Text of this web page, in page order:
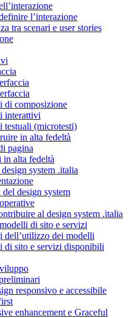
l’interazione
tra scenari e user stories
di composizione
interattivi
testuali (microtesti)
in alta fedeltà
pagina
alta fedeltà
system .italia
design system
al design system .italia
di sito e servizi
dell’utilizzo dei modelli
di sito e servizi disponibili
responsivo e accessibile
enhancement e Graceful